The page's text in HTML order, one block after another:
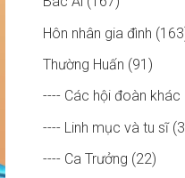
Hôn nhân gia đình
Thường Huấn (91)
---- Các hội đoàn khác
---- Linh mục và tu sĩ
---- Ca Trưởng (22)